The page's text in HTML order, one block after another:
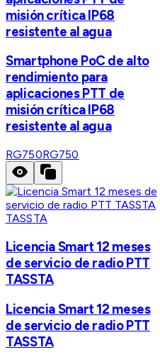
misión crítica IP68
resistente al agua
Smartphone PoC de alto
rendimiento para
aplicaciones PTT de
misión crítica IP68
resistente al agua
RG750RG750
TASSTA
Licencia Smart 12 meses
de servicio de radio PTT
TASSTA
Licencia Smart 12 meses
de servicio de radio PTT
TASSTA